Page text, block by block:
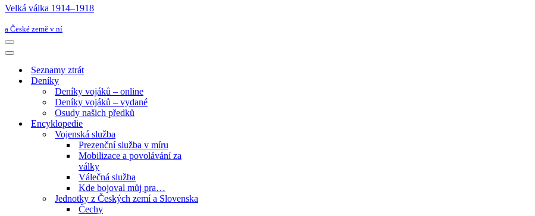
Velká válka 1914–⁠⁠⁠⁠⁠⁠1918
a České země v ní
Navigační
menu
Navigační
Seznamy ztrát
Deníky
Deníky vojáků – online
Deníky vojáků – vydané
Osudy našich předků
Encyklopedie
Vojenská služba
Prezenční služba v míru
Mobilizace a povolávání za
války
Válečná služba
Kde bojoval můj pra…
Jednotky z Českých zemí a Slovenska
Čechy